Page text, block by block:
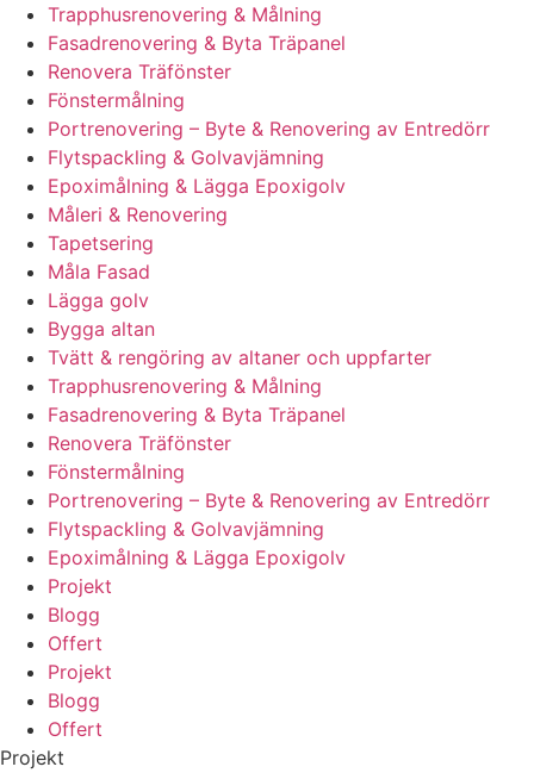
Trapphusrenovering & Målning
Fasadrenovering & Byta Träpanel
Renovera Träfönster
Fönstermålning
Portrenovering – Byte & Renovering av Entredörr
Flytspackling & Golvavjämning
Epoximålning & Lägga Epoxigolv
Måleri & Renovering
Tapetsering
Måla Fasad
Lägga golv
Bygga altan
Tvätt & rengöring av altaner och uppfarter
Trapphusrenovering & Målning
Fasadrenovering & Byta Träpanel
Renovera Träfönster
Fönstermålning
Portrenovering – Byte & Renovering av Entredörr
Flytspackling & Golvavjämning
Epoximålning & Lägga Epoxigolv
Projekt
Blogg
Offert
Projekt
Blogg
Offert
Projekt